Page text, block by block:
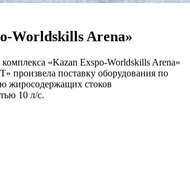
Worldskills Arena»
«Kazan Exspo-Worldskills Arena»
произвела поставку оборудования по
жиросодержащих стоков
10 л/с.